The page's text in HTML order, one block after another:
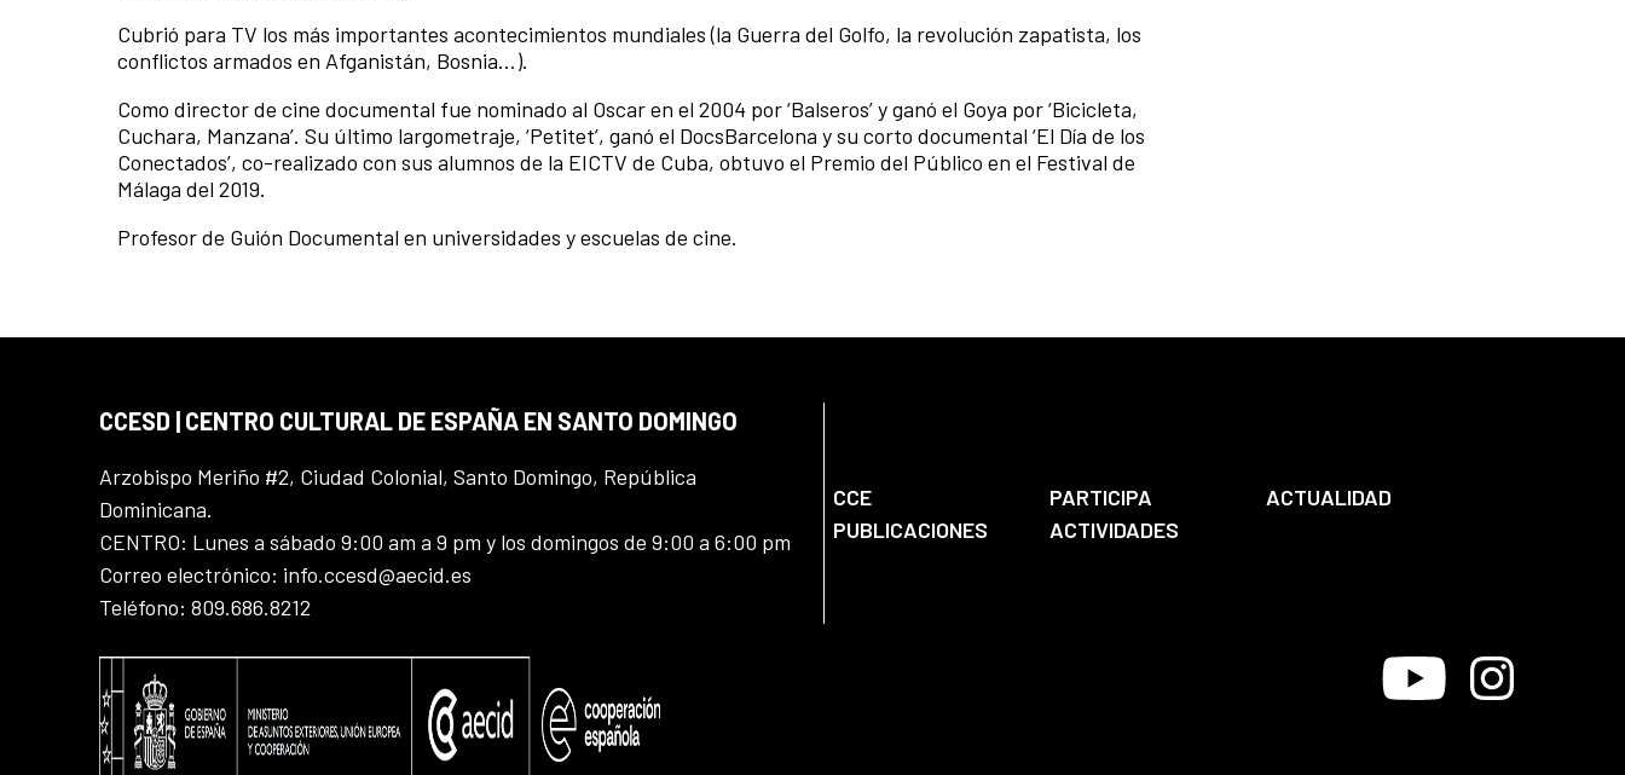
Cubrió para TV los más importantes acontecimientos mundiales (la Guerra del Golfo, la revolución zapatista, los
conflictos armados en Afganistán, Bosnia…).
Como director de cine documental fue nominado al Oscar en el 2004 por ‘Balseros’ y ganó el Goya por ‘Bicicleta,
Cuchara, Manzana’. Su último largometraje, ‘Petitet’, ganó el DocsBarcelona y su corto documental ‘El Día de los
Conectados’, co-realizado con sus alumnos de la EICTV de Cuba, obtuvo el Premio del Público en el Festival de
Málaga del 2019.
Profesor de Guión Documental en universidades y escuelas de cine.
CCESD | CENTRO CULTURAL DE ESPAÑA EN SANTO DOMINGO
Arzobispo Meriño #2, Ciudad Colonial, Santo Domingo, República
Dominicana.
CENTRO: Lunes a sábado 9:00 am a 9 pm y los domingos de 9:00 a 6:00 pm
Correo electrónico: info.ccesd@aecid.es
Teléfono: 809.686.8212
CCE PARTICIPA
ACTUALIDAD
PUBLICACIONES
ACTIVIDADES
Youtube Instagram